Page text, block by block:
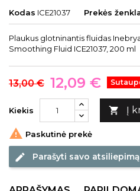
Kodas ICE21037 Prekės
Plaukus glotninantis fluidas
Smoothing Fluid ICE21037, 200 ml
13,00 € 12,09 €
Kiekis  Į
 Paskutinė prekė
edit Parašyti savo atsiliepimą